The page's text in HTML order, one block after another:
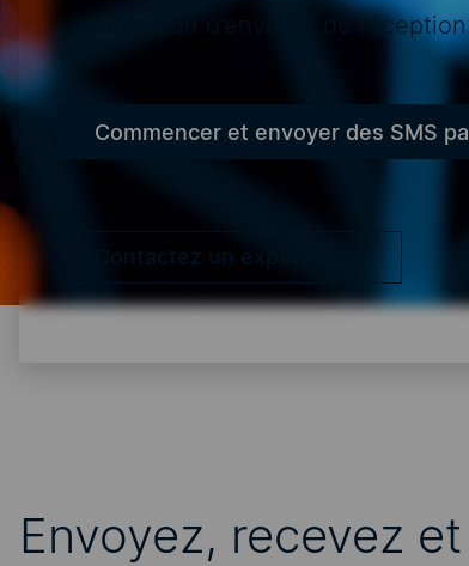
confirmation d’envoi et de
Commencer et envoyer des SMS
Contactez un expert eCall
Envoyez, recevez